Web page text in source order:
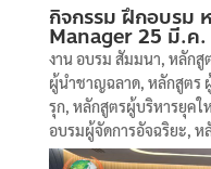
กิจกรรม ฝึกอบรม
Manager 25 มี.ค
งาน อบรม สัมมนา หลักสู
ผู้นำชาญฉลาด, หลักสูตร
รุก, หลักสูตรผู้บริหารยุคใ
อบรมผู้จัดการอัจฉริยะ ห